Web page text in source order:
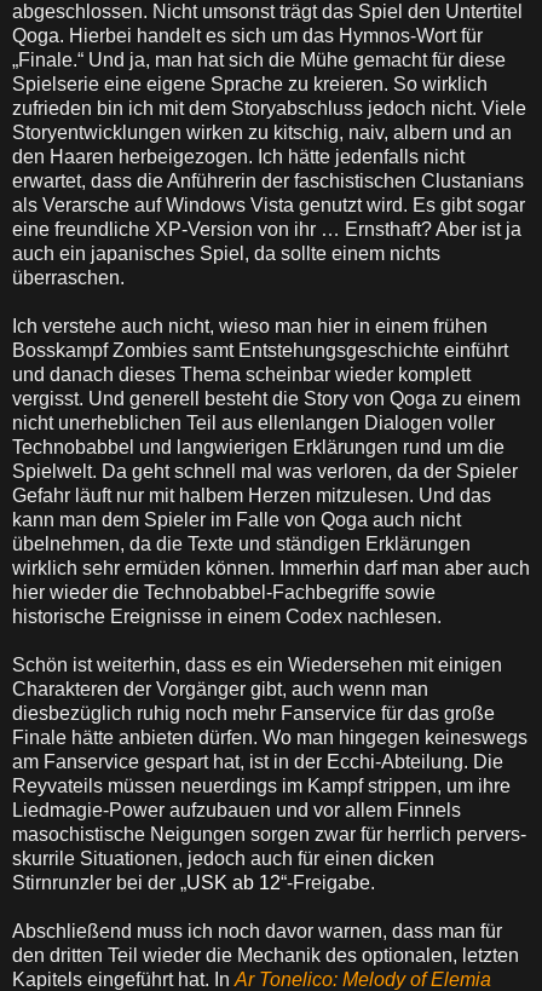
abgeschlossen. Nicht umsonst trägt das Spiel den Untertitel
Qoga. Hierbei handelt es sich um das Hymnos-Wort für
„Finale.“ Und ja, man hat sich die Mühe gemacht für diese
Spielserie eine eigene Sprache zu kreieren. So wirklich
zufrieden bin ich mit dem Storyabschluss jedoch nicht. Viele
Storyentwicklungen wirken zu kitschig, naiv, albern und an
den Haaren herbeigezogen. Ich hätte jedenfalls nicht
erwartet, dass die Anführerin der faschistischen Clustanians
als Verarsche auf Windows Vista genutzt wird. Es gibt sogar
eine freundliche XP-Version von ihr … Ernsthaft? Aber ist ja
auch ein japanisches Spiel, da sollte einem nichts
überraschen.
Ich verstehe auch nicht, wieso man hier in einem frühen
Bosskampf Zombies samt Entstehungsgeschichte einführt
und danach dieses Thema scheinbar wieder komplett
vergisst. Und generell besteht die Story von Qoga zu einem
nicht unerheblichen Teil aus ellenlangen Dialogen voller
Technobabbel und langwierigen Erklärungen rund um die
Spielwelt. Da geht schnell mal was verloren, da der Spieler
Gefahr läuft nur mit halbem Herzen mitzulesen. Und das
kann man dem Spieler im Falle von Qoga auch nicht
übelnehmen, da die Texte und ständigen Erklärungen
wirklich sehr ermüden können. Immerhin darf man aber auch
hier wieder die Technobabbel-Fachbegriffe sowie
historische Ereignisse in einem Codex nachlesen.
Schön ist weiterhin, dass es ein Wiedersehen mit einigen
Charakteren der Vorgänger gibt, auch wenn man
diesbezüglich ruhig noch mehr Fanservice für das große
Finale hätte anbieten dürfen. Wo man hingegen keineswegs
am Fanservice gespart hat, ist in der Ecchi-Abteilung. Die
Reyvateils müssen neuerdings im Kampf strippen, um ihre
Liedmagie-Power aufzubauen und vor allem Finnels
masochistische Neigungen sorgen zwar für herrlich pervers-
skurrile Situationen, jedoch auch für einen dicken
Stirnrunzler bei der „USK ab 12“-Freigabe.
Abschließend muss ich noch davor warnen, dass man für
den dritten Teil wieder die Mechanik des optionalen, letzten
Kapitels eingeführt hat. In Ar Tonelico: Melody of Elemia